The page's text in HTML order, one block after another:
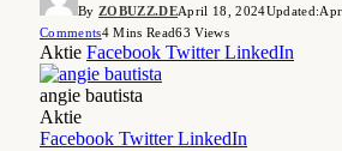
By ZOBUZZ.DEApril 18, 2024Updated:
Comments4 Mins Read63Views
Aktie Facebook Twitter LinkedIn
angie bautista
Aktie
Facebook Twitter LinkedIn